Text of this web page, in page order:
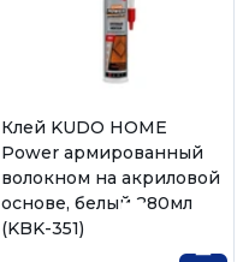
Клей KUDO HOME
Power армированный
волокном на акриловой
основе, белый 280мл
(KBK-351)